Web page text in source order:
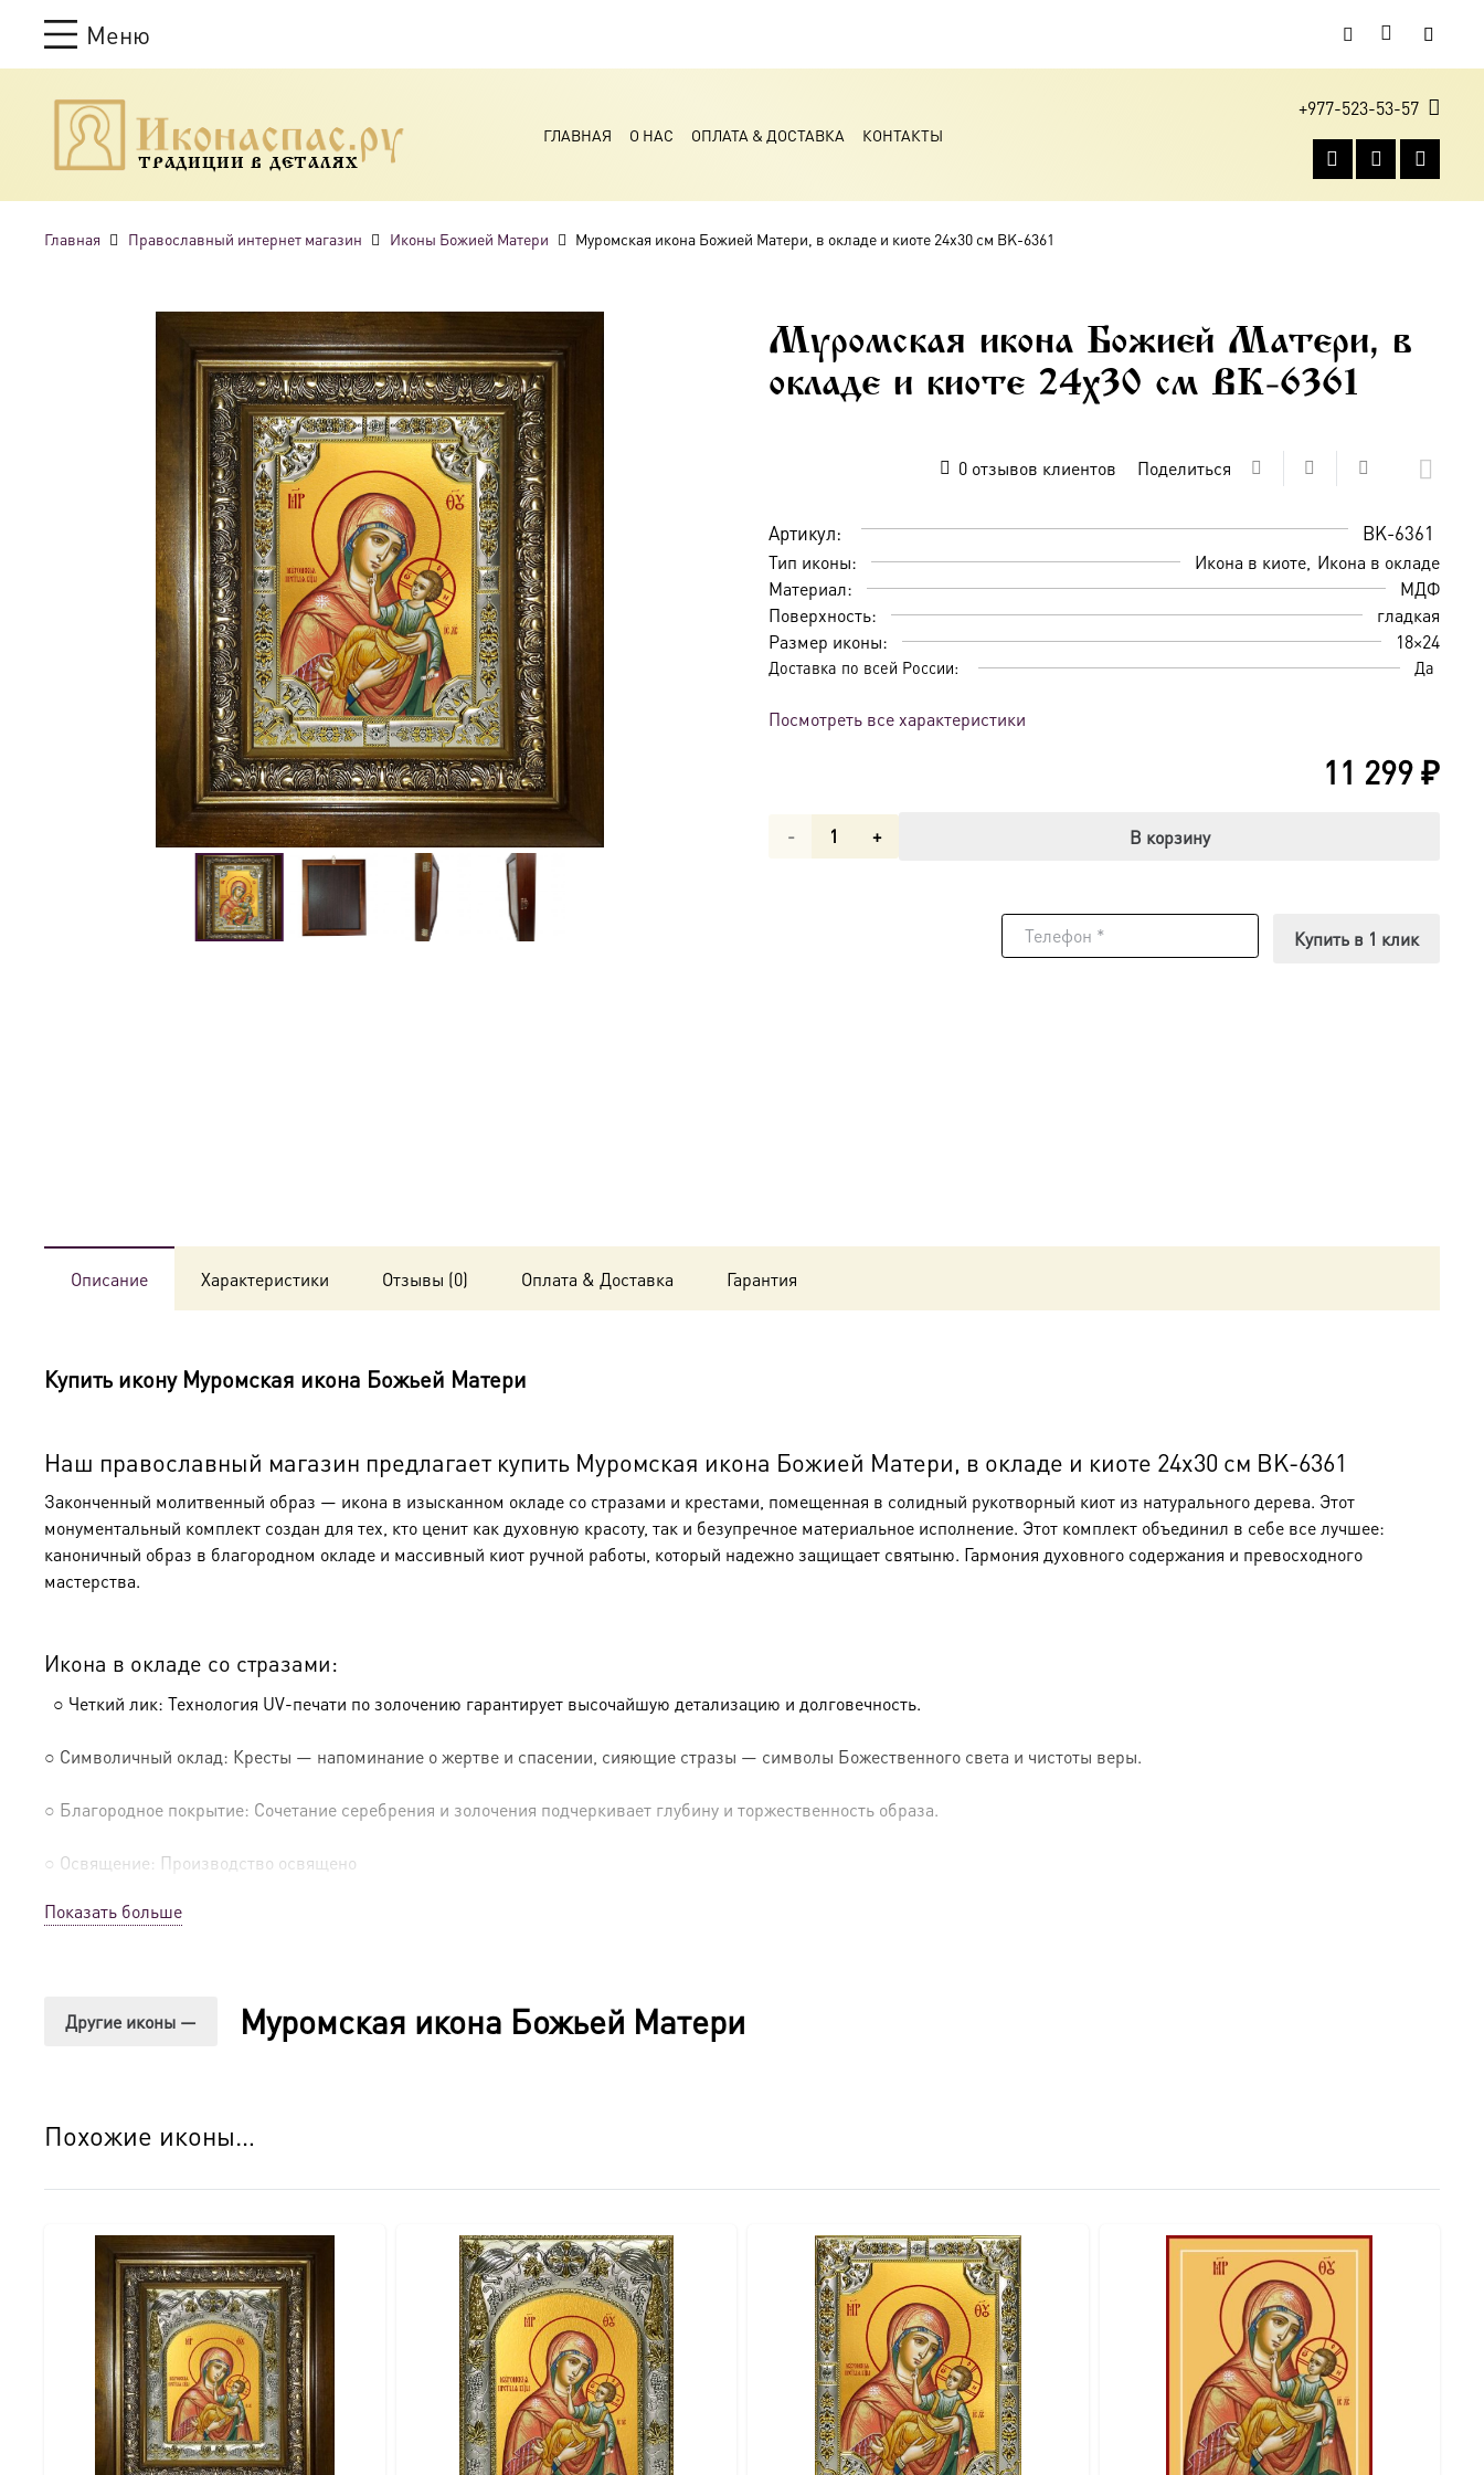
Меню
ТРАДИЦИИ В ДЕТАЛЯХ
ГЛАВНАЯ О НАС ОПЛАТА & ДОСТАВКА КОНТАКТЫ
+977-523-53-57
Главная Православный интернет магазин Иконы Божией Матери Муромская икона Божией Матери, в окладе и киоте 24х30 см BK-6361
Муромская икона Божией Матери, в
окладе и киоте 24х30 см BK-6361
0отзывов клиентов Поделиться
Артикул: BK-6361
Тип иконы: Икона в киоте Икона в окладе
Материал:
МДФ
Поверхность:
гладкая
Размер иконы:
18×24
Доставка по всей России: Да
Посмотреть все характеристики
11 299₽
Количество
24х30
В корзину
Купить в 1 клик
Описание Характеристики Отзывы (0) Оплата & Доставка Гарантия
Купить икону Муромская икона Божьей Матери
Наш православный магазин предлагает купить Муромская икона Божией Матери, в окладе и киоте 24х30 см BK-6361
Законченный молитвенный образ — икона в изысканном окладе со стразами и крестами, помещенная в солидный рукотворный киот из натурального дерева. Этот
монументальный комплект создан для тех, кто ценит как духовную красоту, так и безупречное материальное исполнение. Этот комплект объединил в себе все лучшее:
каноничный образ в благородном окладе и массивный киот ручной работы, который надежно защищает святыню. Гармония духовного содержания и превосходного
мастерства.
Икона в окладе со стразами:
○ Четкий лик: Технология UV-печати по золочению гарантирует высочайшую детализацию и долговечность.
○ Символичный оклад: Кресты — напоминание о жертве и спасении, сияющие стразы — символы Божественного света и чистоты веры.
○ Благородное покрытие: Сочетание серебрения и золочения подчеркивает глубину и торжественность образа.
○ Освящение: Производство освящено
○ Натуральное дерево: Каждый киот изготавливается вручную из массива дерева, что подчеркивает его эксклюзивность и ценность.
○ Конструкция «книжка»: Удобная распашная система позволяет легко открыть киот для доступа к иконе.
○ Золотая петелька: Надежный элемент для навешивания на стену, дополняющий общий благородный вид.
Детали изготовления:
● Икона:
○ Размер: 18×24 см.
○ Основа: МДФ.
Показать больше
Другие иконы — Муромская икона Божьей Матери
Похожие иконы…